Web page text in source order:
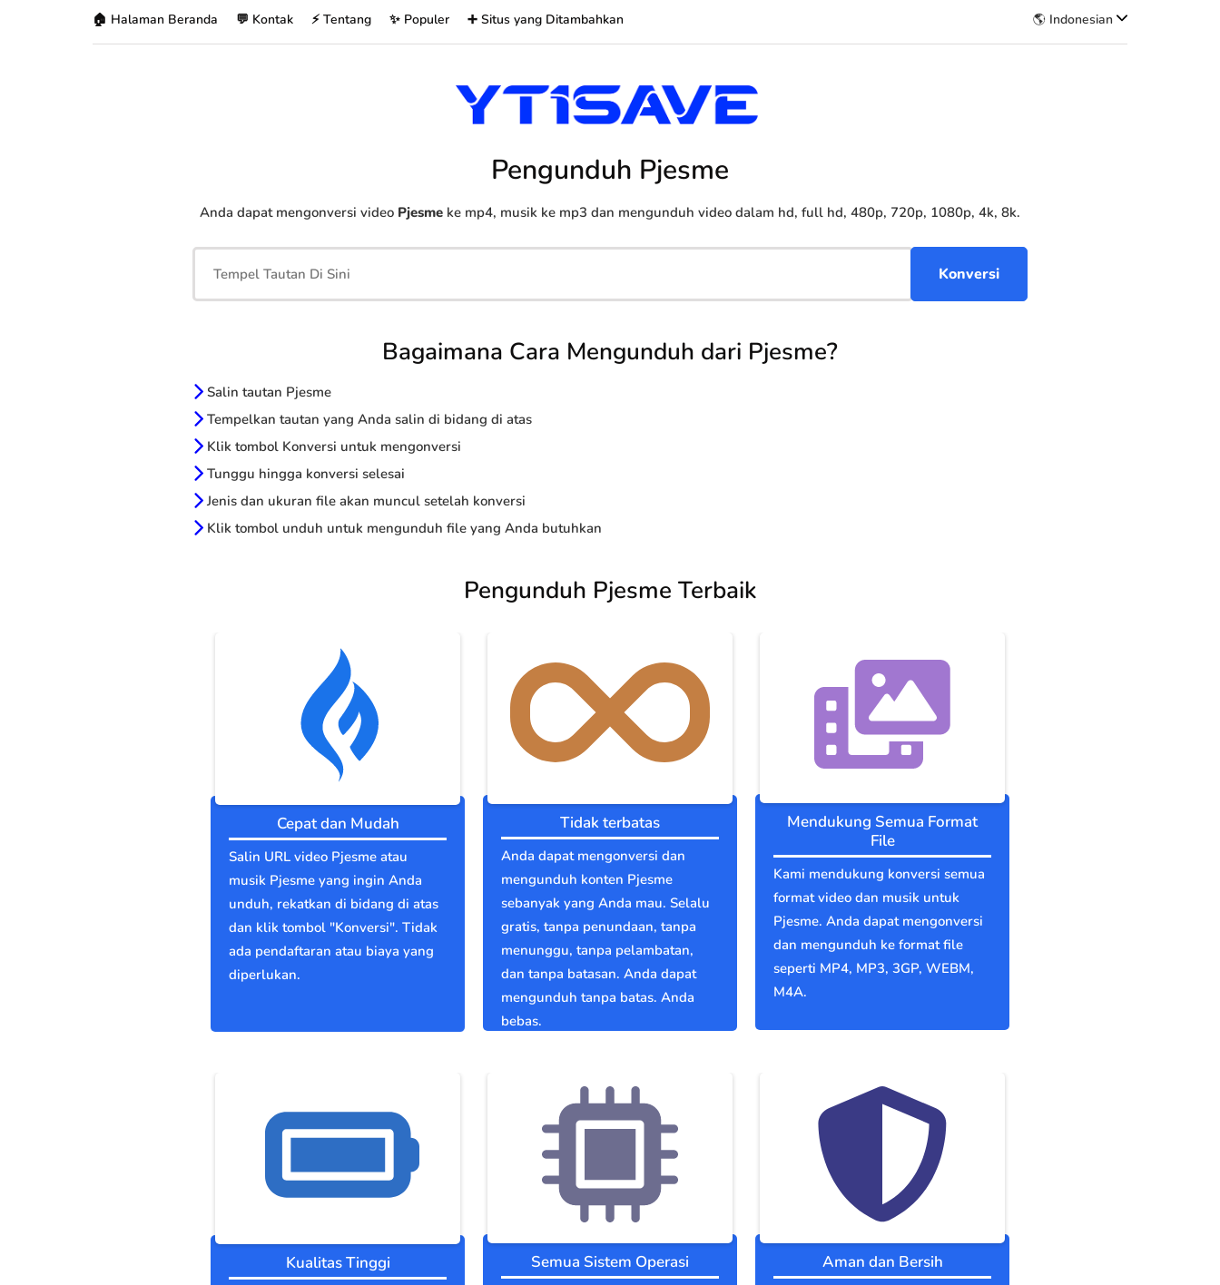
🏠 Halaman Beranda 💬 Kontak ⚡ Tentang ✨ Populer ➕ Situs yang Ditambahkan 🌎 Indonesian
Pengunduh Pjesme
Anda dapat mengonversi video Pjesme ke mp4, musik ke mp3 dan mengunduh video dalam hd, full hd, 480p, 720p, 1080p, 4k, 8k.
Bagaimana Cara Mengunduh dari Pjesme?
Salin tautan Pjesme
Tempelkan tautan yang Anda salin di bidang di atas
Klik tombol Konversi untuk mengonversi
Tunggu hingga konversi selesai
Jenis dan ukuran file akan muncul setelah konversi
Klik tombol unduh untuk mengunduh file yang Anda butuhkan
Pengunduh Pjesme Terbaik
Cepat dan Mudah
Salin URL video Pjesme atau
musik Pjesme yang ingin Anda
unduh, rekatkan di bidang di atas
dan klik tombol "Konversi". Tidak
ada pendaftaran atau biaya yang
diperlukan.
Tidak terbatas
Anda dapat mengonversi dan
mengunduh konten Pjesme
sebanyak yang Anda mau. Selalu
gratis, tanpa penundaan, tanpa
menunggu, tanpa pelambatan,
dan tanpa batasan. Anda dapat
mengunduh tanpa batas. Anda
bebas.
Mendukung Semua Format
File
Kami mendukung konversi semua
format video dan musik untuk
Pjesme. Anda dapat mengonversi
dan mengunduh ke format file
seperti MP4, MP3, 3GP, WEBM,
M4A.
Kualitas Tinggi Semua Sistem Operasi Aman dan Bersih